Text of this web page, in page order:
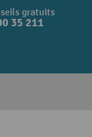
gratuits
35 211